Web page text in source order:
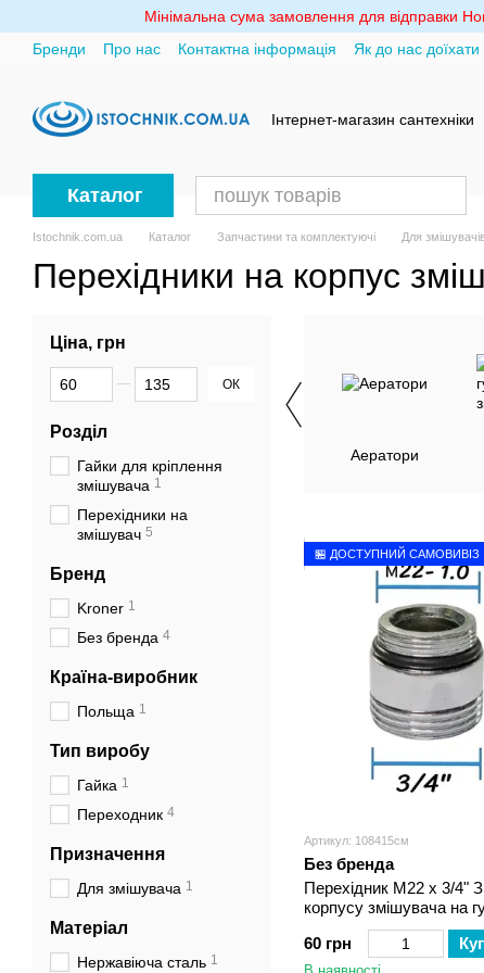
Перейти до основного контентуМінімальна сума замовлення для відправки
Бренди
Про нас Контактна інформація Як до нас доїхати
Інтернет-магазин сантехніки
Каталог
Istochnik.com.ua Каталог Запчастини та комплектуючі Для змішувачів
Перехідники на корпус
Аератори
🏪 ДОСТУПНИЙ САМОВИВІЗ
Артикул: 108415см
Без бренда
Перехідник М22 х 3/4" З
корпусу змішувача на
60 грн
Ціна, грн
Від Ціна, грн
До Ціна, грн ОК
Розділ
Гайки для кріплення
змішувача 1
Перехідники на
змішувач 5
Бренд
Kroner 1
Без бренда 4
Країна-виробник
Польща 1
Тип виробу
Гайка 1
Переходник 4
Призначення
Для змішувача 1
Матеріал
Нержавіюча сталь 1